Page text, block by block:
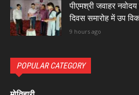
पीएमश्री जवाहर
दिवस समारोह में उप
9 hours ago
POPULAR CATEGORY